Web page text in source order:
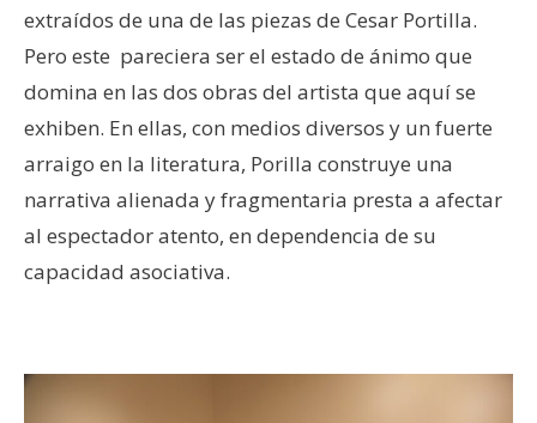
extraídos de una de las piezas de Cesar Portilla.
Pero este pareciera ser el estado de ánimo que
domina en las dos obras del artista que aquí se
exhiben. En ellas, con medios diversos y un fuerte
arraigo en la literatura, Porilla construye una
narrativa alienada y fragmentaria presta a afectar
al espectador atento, en dependencia de su
capacidad asociativa.